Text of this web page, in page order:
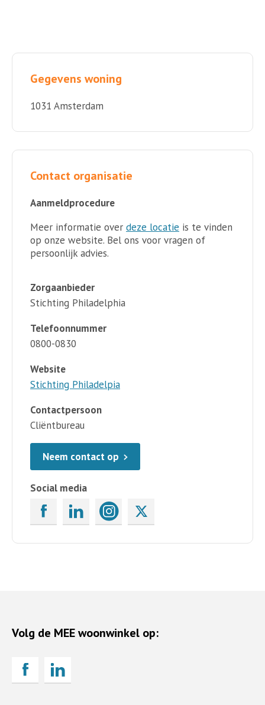
Gegevens woning
1031 Amsterdam
Contact organisatie
Aanmeldprocedure
Meer informatie over deze locatie is te vinden
op onze website. Bel ons voor vragen of
persoonlijk advies.
Zorgaanbieder
Stichting Philadelphia
Telefoonnummer
0800-0830
Website
Stichting Philadelpia
Contactpersoon
Cliëntbureau
Neem contact op
Social media
Volg de MEE woonwinkel op: